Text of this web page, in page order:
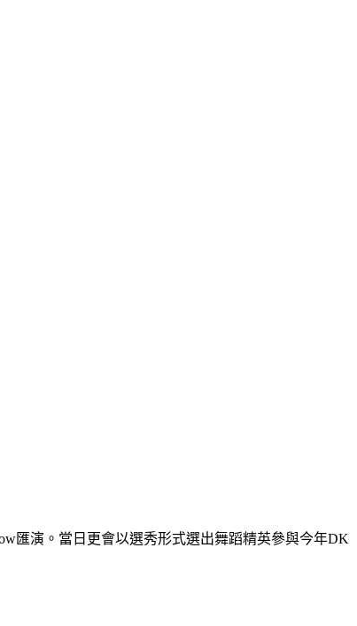
匯演。當日更會以選秀形式選出舞蹈精英參與今年DK